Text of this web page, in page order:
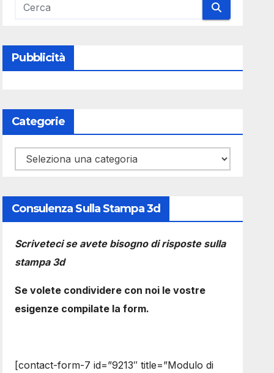
Pubblicità
Categorie
Categorie
Consulenza Sulla Stampa 3d
Scriveteci se avete bisogno di risposte sulla
stampa 3d
Se volete condividere con noi le vostre
esigenze compilate la form.
[contact-form-7 id=”9213″ title=”Modulo di